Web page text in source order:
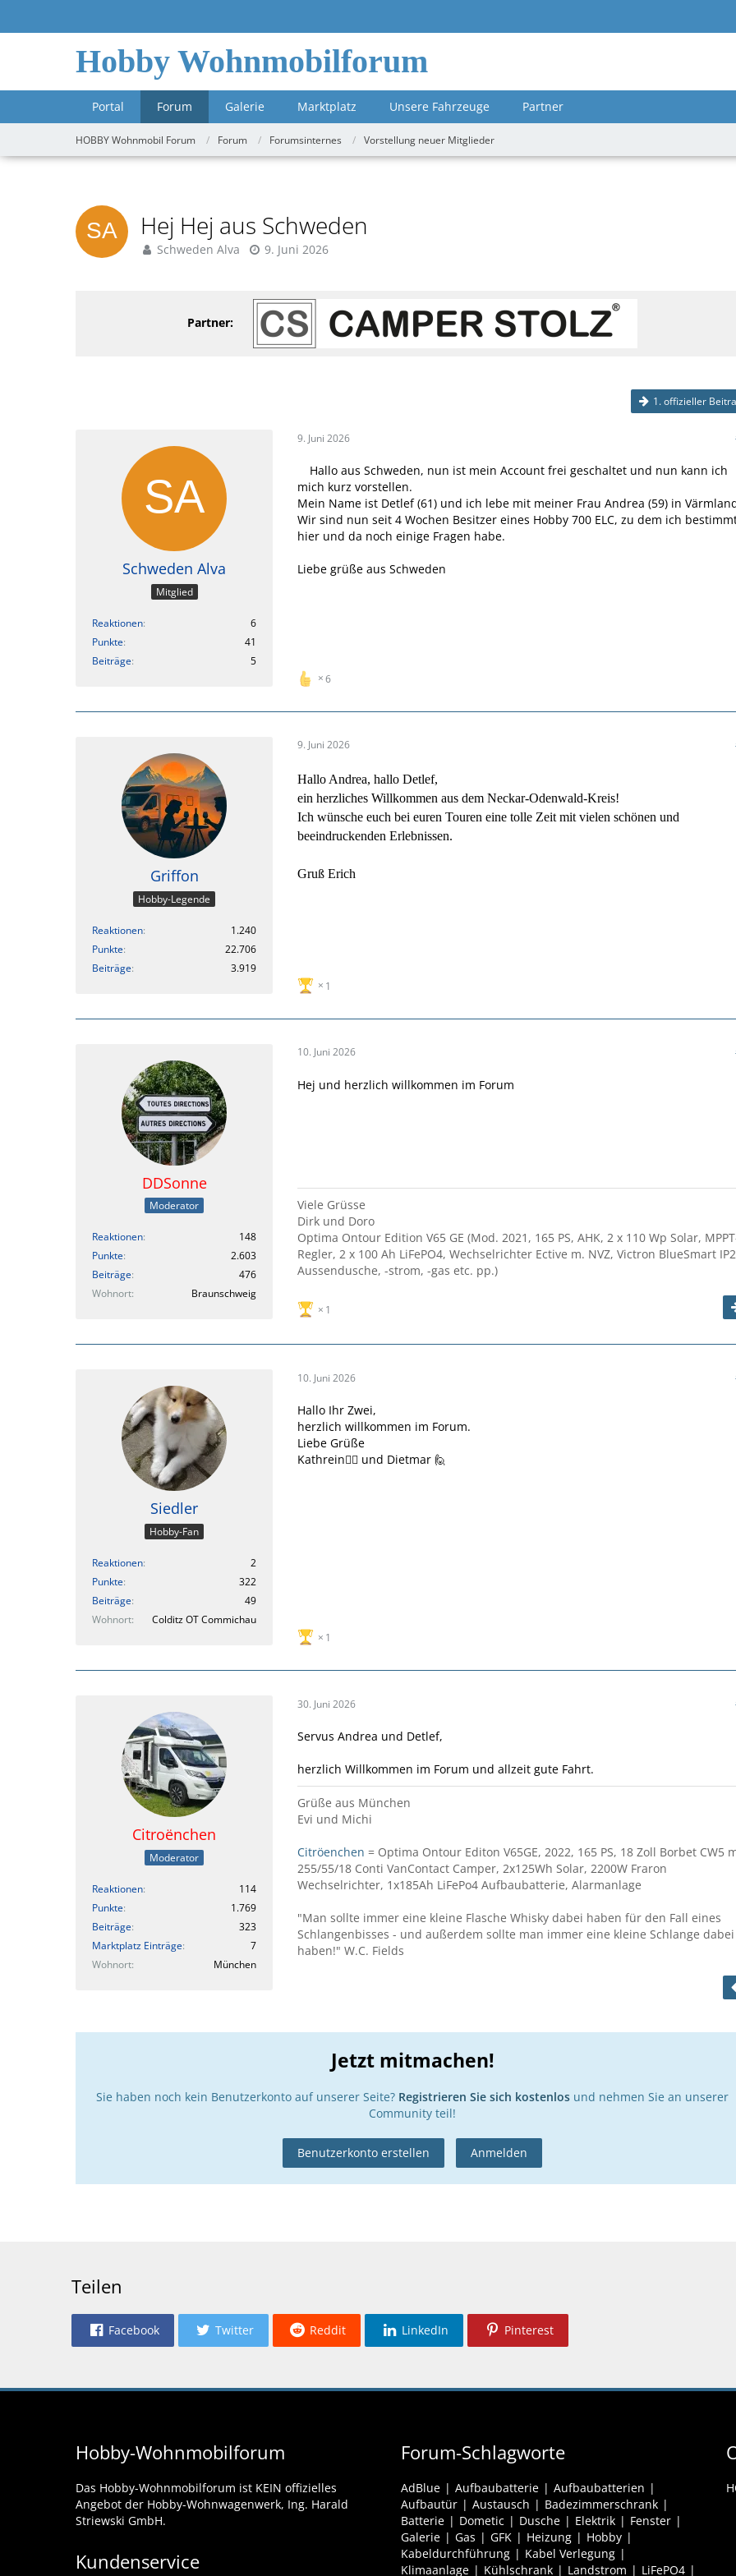
Hobby Wohnmobilforum
Portal Forum Galerie Marktplatz Unsere Fahrzeuge Partner
HOBBY Wohnmobil Forum Forum Forumsinternes Vorstellung neuer Mitglieder
Hej Hej aus Schweden
Schweden Alva 9. Juni 2026
Partner:
1. offizieller
Schweden Alva
Mitglied
Reaktionen
6
Punkte
41
Beiträge
5
9. Juni 2026
Hallo aus Schweden, nun ist mein Account frei geschaltet und nun kann ich
mich kurz vorstellen.
Mein Name ist Detlef (61) und ich lebe mit meiner Frau Andrea (59) in
Wir sind nun seit 4 Wochen Besitzer eines Hobby 700 ELC, zu dem ich
hier und da noch einige Fragen habe.
Liebe grüße aus Schweden
6
Griffon
Hobby-Legende
Reaktionen
1.240
Punkte
22.706
Beiträge
3.919
9. Juni 2026
Hallo Andrea, hallo Detlef,
ein herzliches Willkommen aus dem Neckar-Odenwald-Kreis!
Ich wünsche euch bei euren Touren eine tolle Zeit mit vielen schönen und
beeindruckenden Erlebnissen.
Gruß Erich
1
DDSonne
Moderator
Reaktionen
148
Punkte
2.603
Beiträge
476
Wohnort
Braunschweig
10. Juni 2026
Hej und herzlich willkommen im Forum
Viele Grüsse
Dirk und Doro
Optima Ontour Edition V65 GE (Mod. 2021, 165 PS, AHK, 2 x 110 Wp Solar,
Regler, 2 x 100 Ah LiFePO4, Wechselrichter Ective m. NVZ, Victron BlueSmart
Aussendusche, -strom, -gas etc. pp.)
1
Siedler
Hobby-Fan
Reaktionen
2
Punkte
322
Beiträge
49
Wohnort
Colditz OT Commichau
10. Juni 2026
Hallo Ihr Zwei,
herzlich willkommen im Forum.
Liebe Grüße
Kathrein🙋‍♀️ und Dietmar 🙋
1
Citroënchen
Moderator
Reaktionen
114
Punkte
1.769
Beiträge
323
Marktplatz Einträge
7
Wohnort
München
30. Juni 2026
Servus Andrea und Detlef,
herzlich Willkommen im Forum und allzeit gute Fahrt.
Grüße aus München
Evi und Michi
Citröenchen = Optima Ontour Editon V65GE, 2022, 165 PS, 18 Zoll Borbet CW5
255/55/18 Conti VanContact Camper, 2x125Wh Solar, 2200W Fraron
Wechselrichter, 1x185Ah LiFePo4 Aufbaubatterie, Alarmanlage
"Man sollte immer eine kleine Flasche Whisky dabei haben für den Fall eines
Schlangenbisses - und außerdem sollte man immer eine kleine Schlange dabei
haben!" W.C. Fields
Jetzt mitmachen!
Sie haben noch kein Benutzerkonto auf unserer Seite? Registrieren Sie sich kostenlos und nehmen Sie an unserer
Community teil!
Benutzerkonto erstellen Anmelden
Teilen
Facebook Twitter Reddit LinkedIn Pinterest
Hobby-Wohnmobilforum
Das Hobby-Wohnmobilforum ist KEIN offizielles
Angebot der Hobby-Wohnwagenwerk, Ing. Harald
Striewski GmbH.
Kundenservice
Forum-Schlagworte
AdBlue Aufbaubatterie
Aufbaubatterien
Aufbautür
Austausch
Badezimmerschrank
Batterie
Dometic Dusche Elektrik
Fenster
Galerie
Gas GFK Heizung
Hobby
Kabeldurchführung
Kabel Verlegung
Klimaanlage
Kühlschrank Landstrom LiFePO4